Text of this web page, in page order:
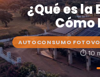
¿Qué es la
Cómo
AUTOCONSUMO
⏱ 10